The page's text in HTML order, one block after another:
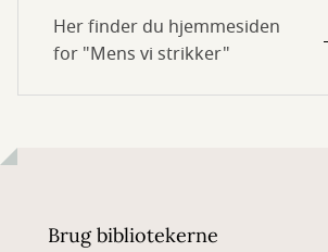
Her finder du hjemmesiden
for "Mens vi strikker"
Brug bibliotekerne